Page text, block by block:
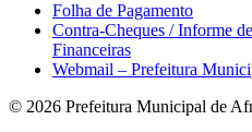
Folha de Pagamento
Contra-Cheques / Informe
Financeiras
Webmail – Prefeitura
© 2026 Prefeitura Municipal de